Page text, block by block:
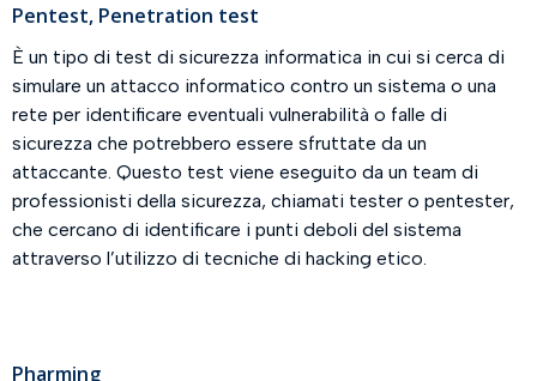
Pentest, Penetration test
È un tipo di test di sicurezza informatica in cui si cerca di
simulare un attacco informatico contro un sistema o una
rete per identificare eventuali vulnerabilità o falle di
sicurezza che potrebbero essere sfruttate da un
attaccante. Questo test viene eseguito da un team di
professionisti della sicurezza, chiamati tester o pentester,
che cercano di identificare i punti deboli del sistema
attraverso l’utilizzo di tecniche di hacking etico.
Pharming